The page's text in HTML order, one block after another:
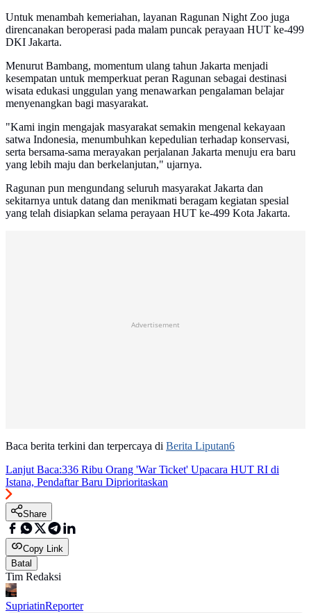
Untuk menambah kemeriahan, layanan Ragunan Night Zoo juga
direncanakan beroperasi pada malam puncak perayaan HUT ke-499
DKI Jakarta.
Menurut Bambang, momentum ulang tahun Jakarta menjadi
kesempatan untuk memperkuat peran Ragunan sebagai destinasi
wisata edukasi unggulan yang menawarkan pengalaman belajar
menyenangkan bagi masyarakat.
"Kami ingin mengajak masyarakat semakin mengenal kekayaan
satwa Indonesia, menumbuhkan kepedulian terhadap konservasi,
serta bersama-sama merayakan perjalanan Jakarta menuju era baru
yang lebih maju dan berkelanjutan," ujarnya.
Ragunan pun mengundang seluruh masyarakat Jakarta dan
sekitarnya untuk datang dan menikmati beragam kegiatan spesial
yang telah disiapkan selama perayaan HUT ke-499 Kota Jakarta.
Advertisement
Baca berita terkini dan terpercaya di Berita Liputan6
Lanjut Baca:336 Ribu Orang 'War Ticket' Upacara HUT RI di
Istana, Pendaftar Baru Diprioritaskan
Share
Copy Link
Batal
Tim Redaksi
SupriatinReporter